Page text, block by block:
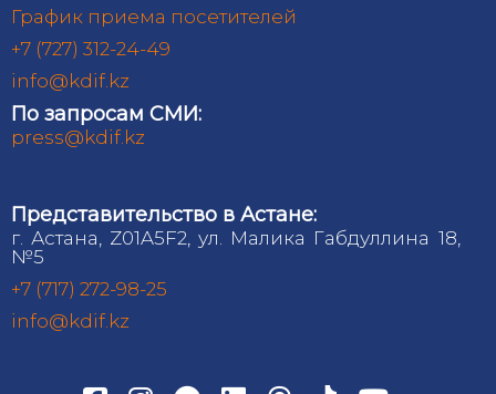
График приема посетителей
+7 (727) 312-24-49
info@kdif.kz
По запросам СМИ:
press@kdif.kz
Представительство в Астане:
г. Астана, Z01A5F2, ул. Малика Габдуллина 18,
№5
+7 (717) 272-98-25
info@kdif.kz